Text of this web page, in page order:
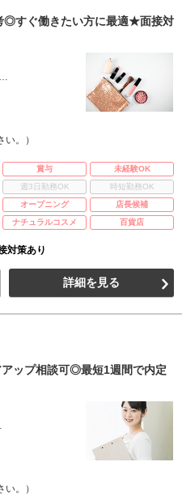
◎すぐ働きたい方に最適★面接対
…
。）
賞与
未経験OK
週3日勤務OK
時短勤務OK
オープニング
店長候補
ナチュラルコスメ 百貨店
対策あり
詳細を見る
アップ相談可◎最短1週間で内定
。）